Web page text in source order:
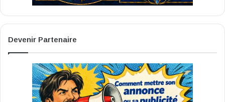
Devenir Partenaire